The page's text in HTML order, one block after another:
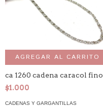
AGREGAR AL CARRITO
ca 1260 cadena caracol fino
$1.000
CADENAS Y GARGANTILLAS